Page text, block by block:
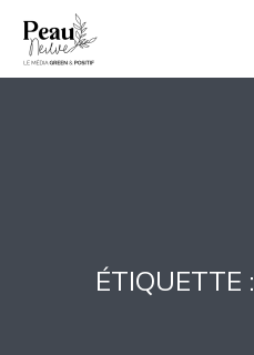
ÉTIQUETTE :